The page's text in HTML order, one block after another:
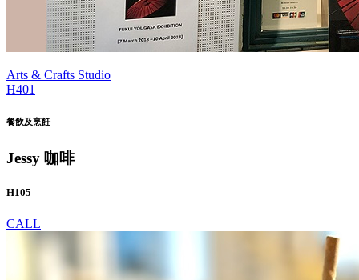
Arts & Crafts Studio
H401
餐飲及烹飪
Jessy 咖啡
H105
CALL